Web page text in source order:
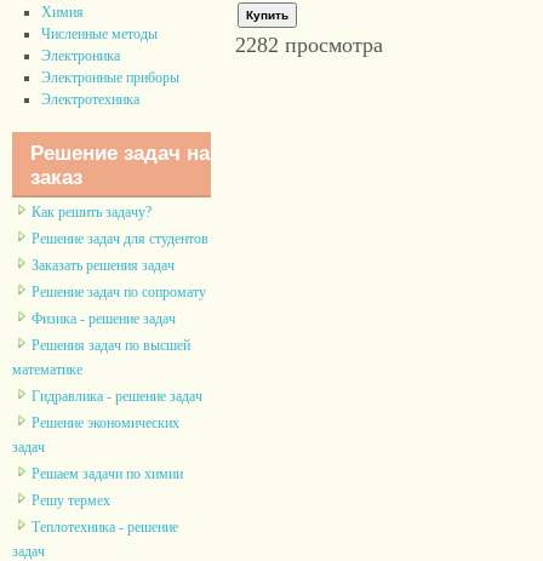
Химия
Численные методы
Электроника
Электронные приборы
Электротехника
Решение задач на
заказ
Как решить задачу?
Решение задач для студентов
Заказать решения задач
Решение задач по сопромату
Физика - решение задач
Решения задач по высшей
математике
Гидравлика - решение задач
Решение экономических
задач
Решаем задачи по химии
Решу термех
Теплотехника - решение
задач
2282 просмотра